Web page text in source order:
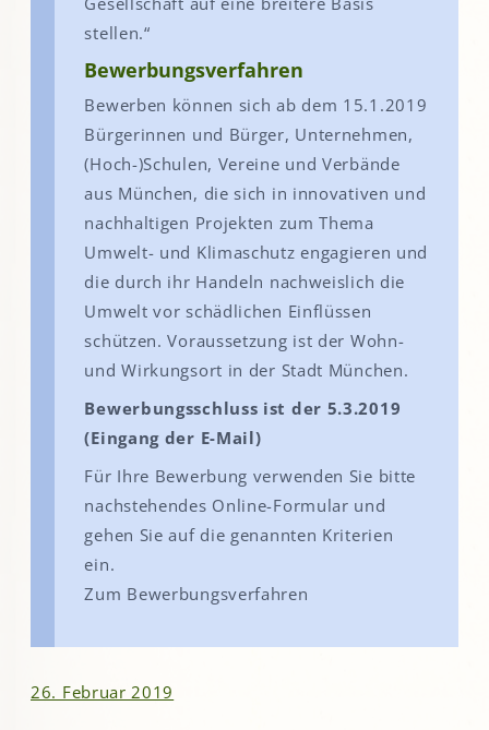
stellen.“
Bewerbungsverfahren
Bewerben können sich ab dem 15.1.2019
Bürgerinnen und Bürger, Unternehmen,
(Hoch-)Schulen, Vereine und Verbände
aus München, die sich in innovativen und
nachhaltigen Projekten zum Thema
Umwelt- und Klimaschutz engagieren und
die durch ihr Handeln nachweislich die
Umwelt vor schädlichen Einflüssen
schützen. Voraussetzung ist der Wohn-
und Wirkungsort in der Stadt München.
Bewerbungsschluss ist der 5.3.2019
(Eingang der E-Mail)
Für Ihre Bewerbung verwenden Sie bitte
nachstehendes Online-Formular und
gehen Sie auf die genannten Kriterien
ein.
Zum Bewerbungsverfahren
26. Februar 2019